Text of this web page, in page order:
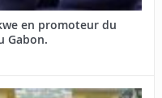
en promoteur du
Gabon.